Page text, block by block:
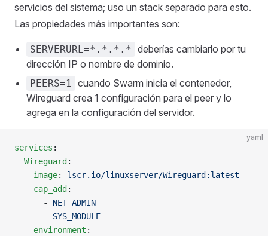
servicios del sistema; uso un stack separado para esto.
Las propiedades más importantes son:
SERVERURL=*.*.*.*
deberías cambiarlo por tu
dirección IP o nombre de dominio.
PEERS=1 cuando Swarm inicia el contenedor,
Wireguard crea 1 configuración para el peer y lo
agrega en la configuración del servidor.
yaml
services :
  Wireguard
:
    image
: lscr.io/linuxserver/Wireguard:latest
    cap_add
:
      -
NET_ADMIN
      -
SYS_MODULE
    environment
: